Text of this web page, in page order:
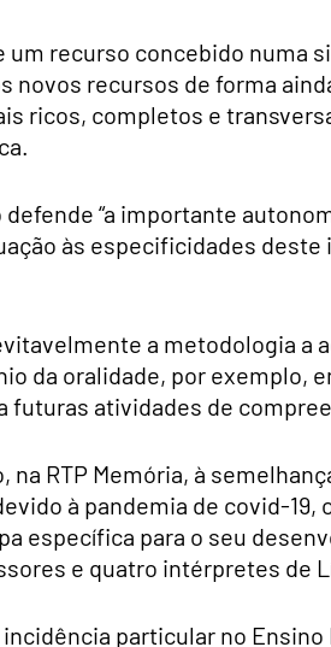
um recurso concebido numa
novos recursos de forma
ricos, completos e
“a importante
às especificidades
a metodologia a
da oralidade, por exemplo,
futuras atividades de
na RTP Memória, à
à pandemia de covid-19,
específica para o seu
e quatro intérpretes de
particular no